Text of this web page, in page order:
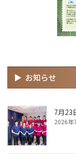
お知らせ
7月23
2026年